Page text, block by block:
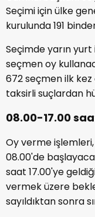
Seçimi için ülke
kurulunda 191
Seçimde yarın
seçmen oy
672 seçmen ilk
taksirli suçlardan
08.00-17.00
Oy verme
08.00'de
saat 17.00'ye
vermek üzere
sayıldıktan sonra